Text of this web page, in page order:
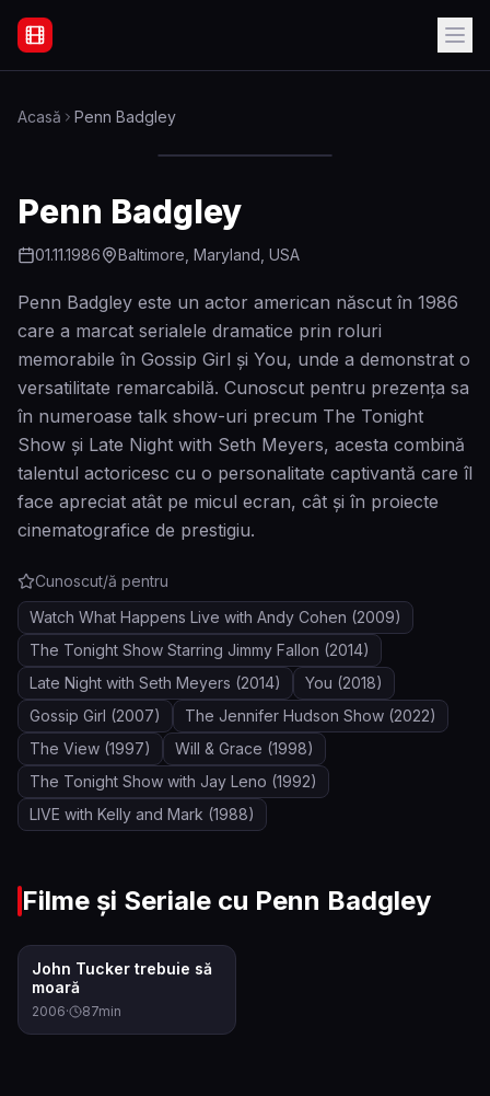
Filme Online Subtitrate - Acasă
Acasă Penn Badgley
Penn Badgley
01.11.1986 Baltimore, Maryland, USA
Penn Badgley este un actor american născut în 1986
care a marcat serialele dramatice prin roluri
memorabile în Gossip Girl și You, unde a demonstrat o
versatilitate remarcabilă. Cunoscut pentru prezența sa
în numeroase talk show-uri precum The Tonight
Show și Late Night with Seth Meyers, acesta combină
talentul actoricesc cu o personalitate captivantă care îl
face apreciat atât pe micul ecran, cât și în proiecte
cinematografice de prestigiu.
Cunoscut/ă pentru
Watch What Happens Live with Andy Cohen (2009)
The Tonight Show Starring Jimmy Fallon (2014)
Late Night with Seth Meyers (2014) You (2018)
Gossip Girl (2007) The Jennifer Hudson Show (2022)
The View (1997) Will & Grace (1998)
The Tonight Show with Jay Leno (1992)
LIVE with Kelly and Mark (1988)
Filme și Seriale cu Penn Badgley
6.1
John Tucker trebuie să
moară
2006· 87min